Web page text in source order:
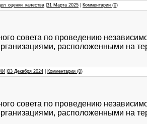
31 Марта 2025 Комментарии (0)
совета по проведению
расположенными на
03 Декабря 2024 Комментарии (0)
совета по проведению
расположенными на